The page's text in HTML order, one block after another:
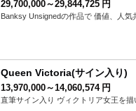
29,700,000～29,844,725 円
Banksy Unsignedの作品で 価値、人気
Queen Victoria(サイン入り)
13,970,000～14,060,574 円
直筆サイン入り ヴィクトリア女王を描